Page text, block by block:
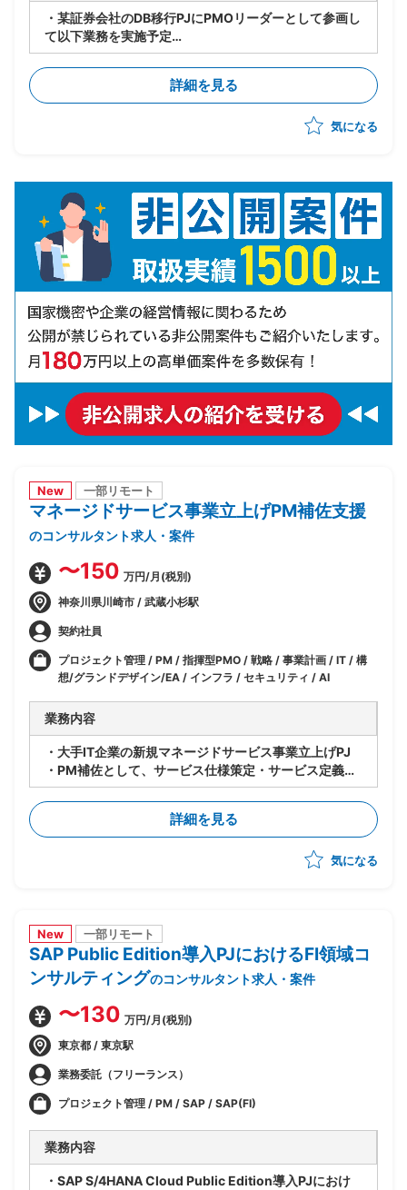
・某証券会社のDB移行PJにPMOリーダーとして参画し
て以下業務を実施予定
-製造/単体テストにおけるBP社検証物の確認・品質担
保
-結合テスト～総合テストで発生する障害の管理・進行
統制
-障害管理台帳の運用/障害解消状況のトラッキング
詳細を見る
気になる
New 一部リモート
マネージドサービス事業立上げPM補佐支援
のコンサルタント求人・案件
〜150 万円/月(税別)
神奈川県川崎市 / 武蔵小杉駅
契約社員
プロジェクト管理 / PM / 指揮型PMO / 戦略 / 事業計画 / IT / 構
想/グランドデザイン/EA / インフラ / セキュリティ / AI
業務内容
・大手IT企業の新規マネージドサービス事業立上げPJ
・PM補佐として、サービス仕様策定・サービス定義・
サービスデザイン等、立上げ全体をリード
・立上げ後はサービス運用のリードを担当しつつメニュ
ー化や顧客アプローチへの参画等、多面的に貢献範囲を
拡大
詳細を見る
気になる
New 一部リモート
SAP Public Edition導入PJにおけるFI領域コ
ンサルティングのコンサルタント求人・案件
〜130 万円/月(税別)
東京都 / 東京駅
業務委託（フリーランス）
プロジェクト管理 / PM / SAP / SAP(FI)
業務内容
・SAP S/4HANA Cloud Public Edition導入PJにおけ